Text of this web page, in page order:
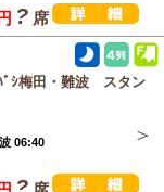
円 ? 席
ﾞｼ梅田・難波 スタン
06:40